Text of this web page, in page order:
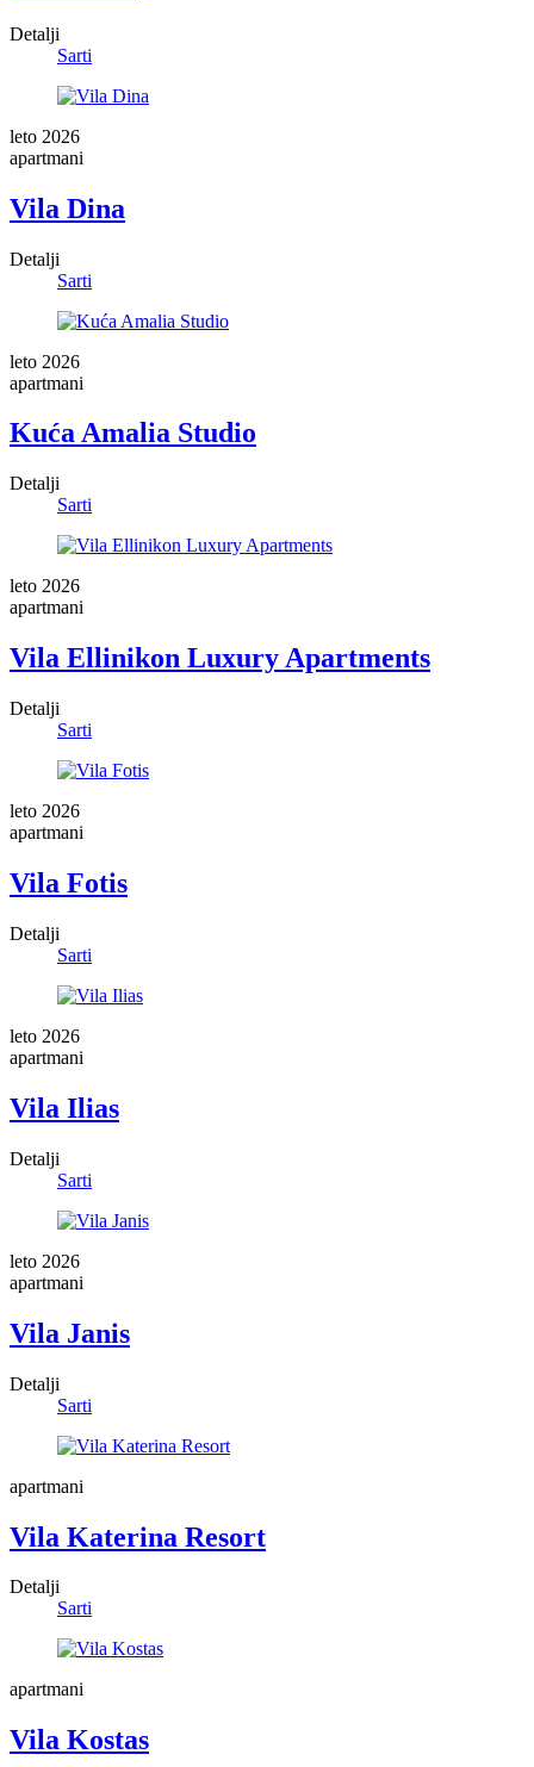
Detalji
Sarti
leto 2026
apartmani
Vila Dina
Detalji
Sarti
leto 2026
apartmani
Kuća Amalia Studio
Detalji
Sarti
leto 2026
apartmani
Vila Ellinikon Luxury Apartments
Detalji
Sarti
leto 2026
apartmani
Vila Fotis
Detalji
Sarti
leto 2026
apartmani
Vila Ilias
Detalji
Sarti
leto 2026
apartmani
Vila Janis
Detalji
Sarti
apartmani
Vila Katerina Resort
Detalji
Sarti
apartmani
Vila Kostas